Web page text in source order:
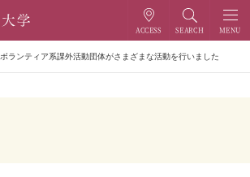
ボランティア系課外活動団体がさまざまな活動を行いました